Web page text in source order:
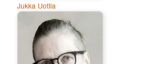
Jukka Uotila